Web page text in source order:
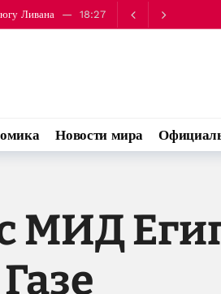
Ливана 18:27
Новости мира
МИД